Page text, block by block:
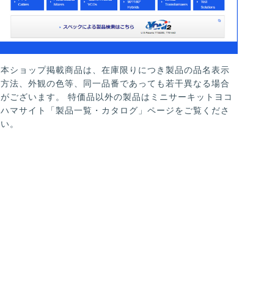
本ショップ掲載商品は、在庫限りにつき製品の品名表示
方法、外観の色等、同一品番であっても若干異なる場合
がございます。 特価品以外の製品はミニサーキットヨコ
ハマサイト「製品一覧・カタログ」ページをご覧くださ
い。